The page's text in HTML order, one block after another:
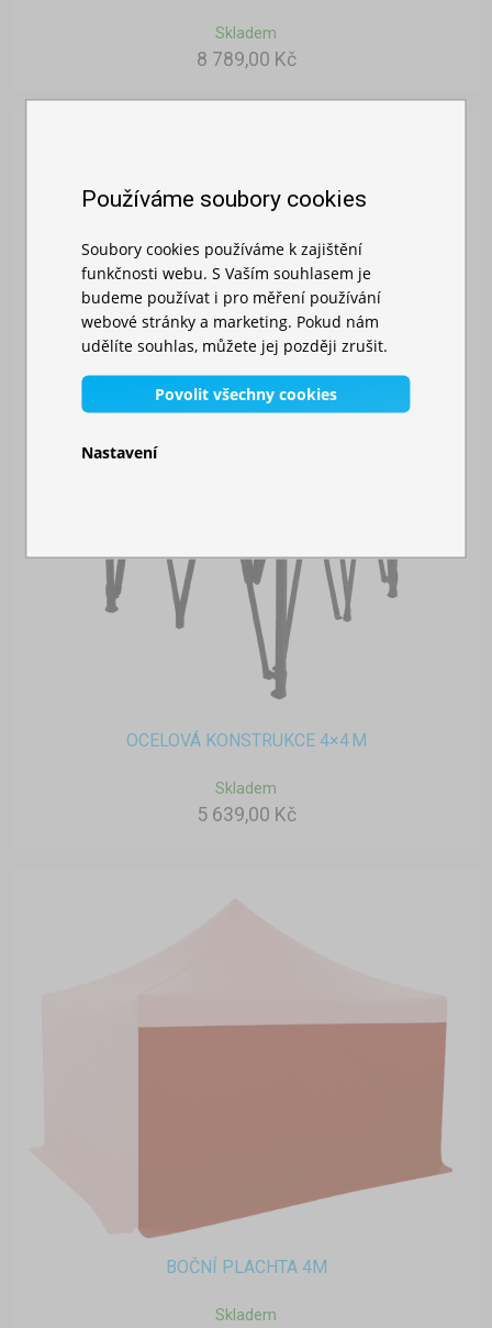
Skladem
8 789,00 Kč
OCELOVÁ KONSTRUKCE 4×4 M
Skladem
5 639,00 Kč
BOČNÍ PLACHTA 4M
Skladem
Používáme soubory cookies
Soubory cookies používáme k zajištění
funkčnosti webu. S Vaším souhlasem je
budeme používat i pro měření používání
webové stránky a marketing. Pokud nám
udělíte souhlas, můžete jej později zrušit.
Povolit všechny cookies
Nastavení